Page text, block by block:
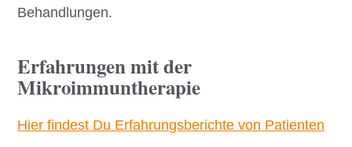
Behandlungen.
Erfahrungen mit der
Mikroimmuntherapie
Hier findest Du Erfahrungsberichte von Patienten